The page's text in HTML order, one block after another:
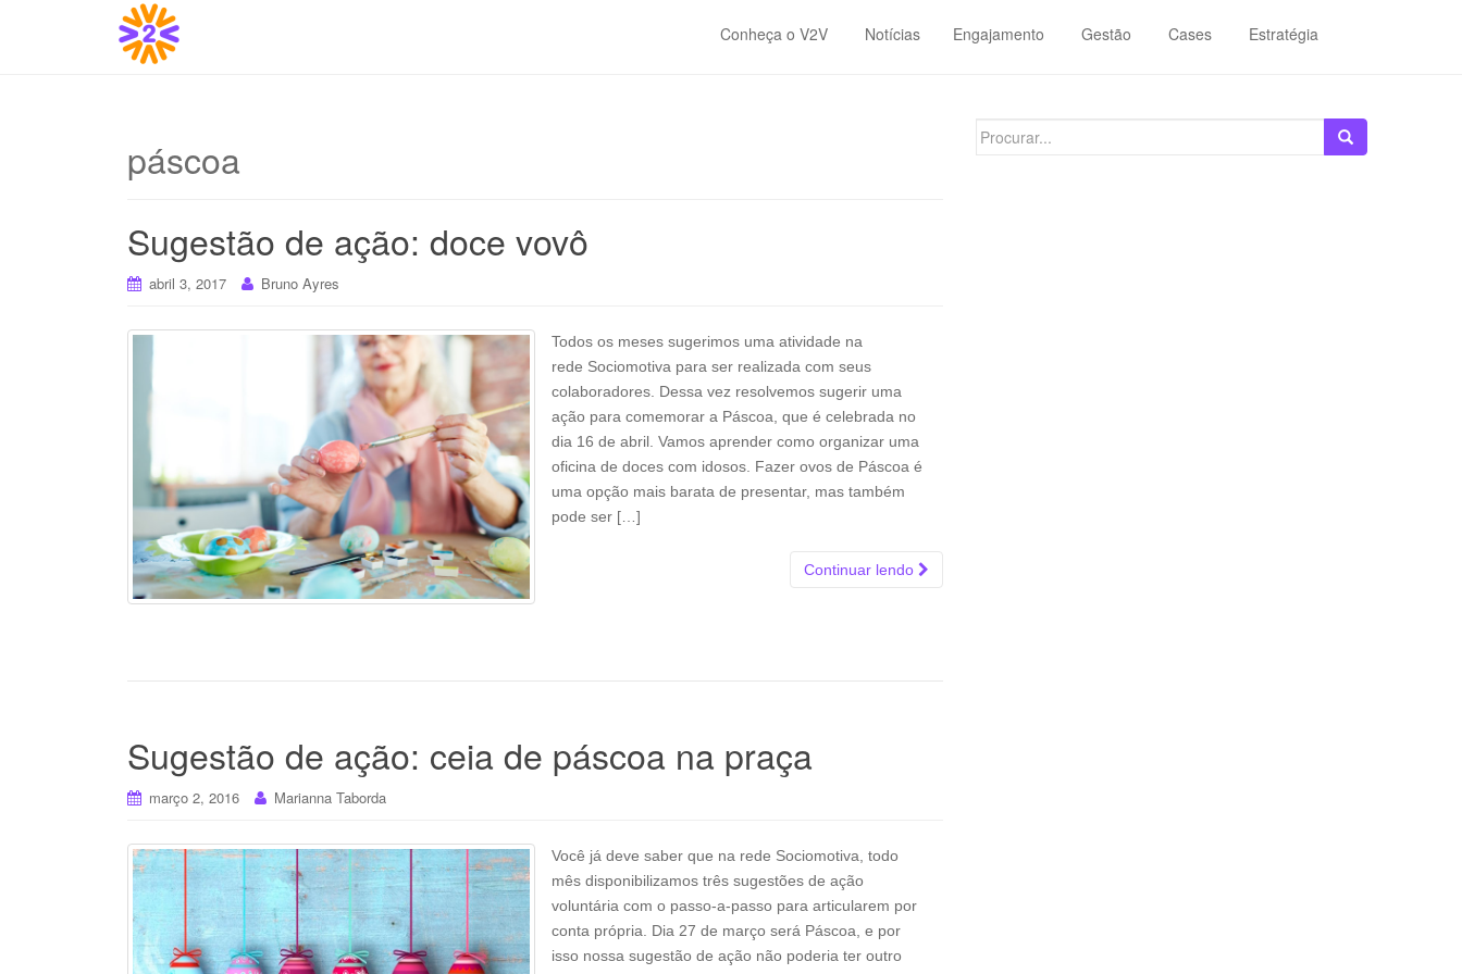
Conheça o V2V Notícias Engajamento Gestão Cases Estratégia
páscoa
Sugestão de ação: doce vovô
abril 3, 2017 Bruno Ayres
Todos os meses sugerimos uma atividade na
rede Sociomotiva para ser realizada com seus
colaboradores. Dessa vez resolvemos sugerir uma
ação para comemorar a Páscoa, que é celebrada no
dia 16 de abril. Vamos aprender como organizar uma
oficina de doces com idosos. Fazer ovos de Páscoa é
uma opção mais barata de presentar, mas também
pode ser […]
Continuar lendo
Sugestão de ação: ceia de páscoa na praça
março 2, 2016 Marianna Taborda
Você já deve saber que na rede Sociomotiva, todo
mês disponibilizamos três sugestões de ação
voluntária com o passo-a-passo para articularem por
conta própria. Dia 27 de março será Páscoa, e por
isso nossa sugestão de ação não poderia ter outro
Search